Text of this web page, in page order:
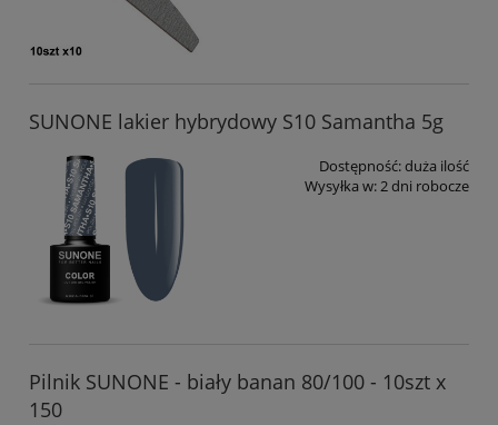
SUNONE lakier hybrydowy S10 Samantha 5g
Dostępność:duża ilość
Wysyłka w:2 dni robocze
Pilnik SUNONE - biały banan 80/100 - 10szt x
150